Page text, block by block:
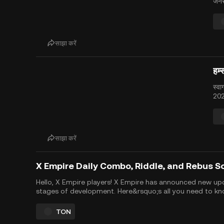
साझा करें
साझा करें
X Empire Daily Combo, Riddle, and Rebus
Hello, X Empire players! X Empire has announced new
stages of development. Here&rsquo;s all you need to
TON